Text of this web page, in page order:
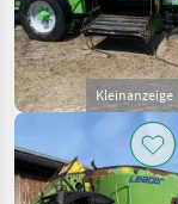
Kleinanzeige